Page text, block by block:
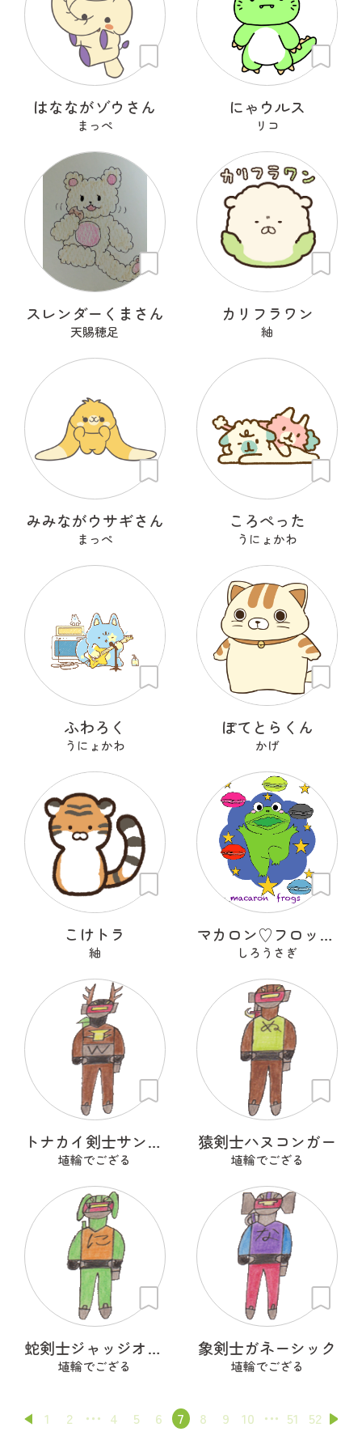
はなながゾウさん
まっぺ
にゃウルス
リコ
スレンダーくまさん
天賜穂足
カリフラワン
紬
みみながウサギさん
まっぺ
ころぺった
うにょかわ
ふわろく
うにょかわ
ぽてとらくん
かげ
こけトラ
紬
マカロン♡フロッグズ
しろうさぎ
トナカイ剣士サンタＣＲＯＳＳ
埴輪でござる
猿剣士ハヌコンガー
埴輪でござる
蛇剣士ジャッジオルトロス
埴輪でござる
象剣士ガネーシック
埴輪でござる
1 2 4 5 6 7 8 9 10 51 52